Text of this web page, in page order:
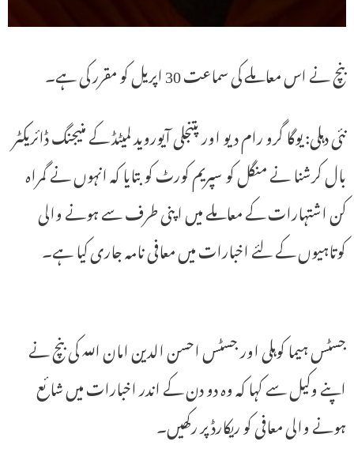
بنچ نے اس معاملے کی سماعت 30 اپریل کو مقرر کی ہے۔
نئی دہلی: یوگا گرو رام دیو اور پتنجلی آیوروید لمیٹڈ کے منیجنگ ڈائریکٹر
بال کرشنا نے منگل کو سپریم کورٹ کو بتایا کہ انہوں نے گمراہ
کن اشتہارات کے معاملے میں اپنی طرف سے ہونے والی
کوتاہیوں کے لئے اخبارات میں معافی نامہ جاری کیا ہے۔
جسٹس ہیما کوہلی اور جسٹس احسن الدین امان اللہ کی بنچ نے
اپنے وکیل سے کہا کہ وہ دو دن کے اندر اخبارات میں شائع
ہونے والی معافی کو ریکارڈ پر رکھیں۔